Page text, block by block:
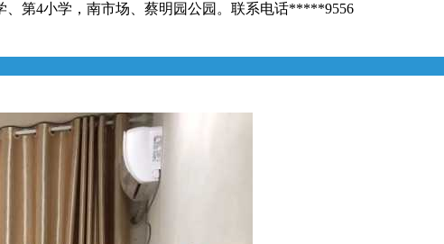
第4小学，南市场、蔡明园公园。联系电话*****9556